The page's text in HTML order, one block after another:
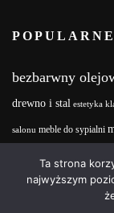
bezbarwny
drewno i stal estetyka
salonu meble do sypialni
Olejowosk realizacja
Ta strona
najwyższym